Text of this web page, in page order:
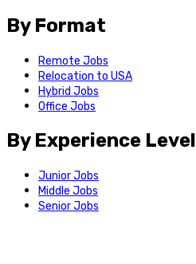
By Format
Remote Jobs
Relocation to USA
Hybrid Jobs
Office Jobs
By Experience Level
Junior Jobs
Middle Jobs
Senior Jobs